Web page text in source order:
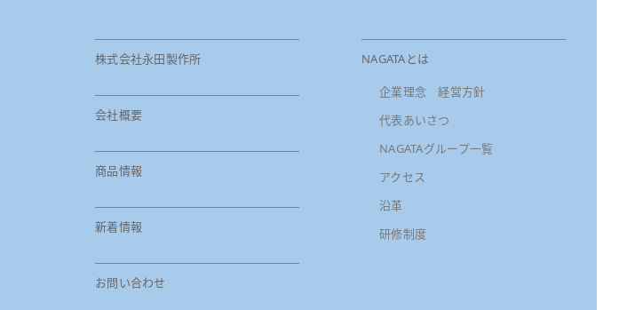
株式会社永田製作所
会社概要
商品情報
新着情報
お問い合わせ
NAGATAとは
企業理念 経営方針
代表あいさつ
NAGATAグループ一覧
アクセス
沿革
研修制度